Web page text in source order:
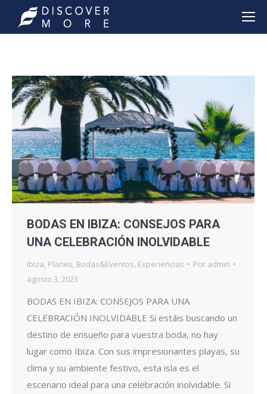
BODAS EN IBIZA: CONSEJOS PARA
UNA CELEBRACIÓN INOLVIDABLE
Ibiza Planes Bodas&Eventos Experiencias Por admin
agosto 3, 2023
BODAS EN IBIZA: CONSEJOS PARA UNA
CELEBRACIÓN INOLVIDABLE Si estáis buscando un
destino de ensueño para vuestra boda, no hay
lugar como Ibiza. Con sus impresionantes playas, su
clima y su ambiente festivo, esta isla es el
escenario ideal para una celebración inolvidable. Si